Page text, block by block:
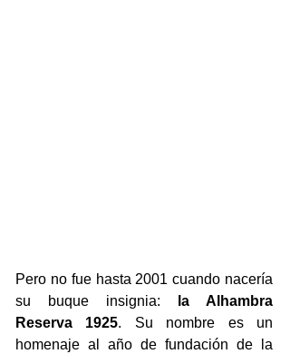
Pero no fue hasta 2001 cuando nacería
su buque insignia:
la Alhambra
Reserva 1925. Su nombre es un
homenaje al año de fundación de la